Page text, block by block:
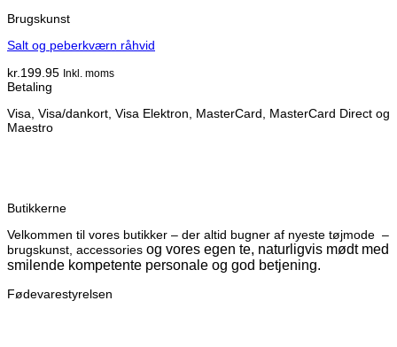
Brugskunst
Salt og peberkværn råhvid
kr. 199.95 Inkl. moms
Betaling
Visa, Visa/dankort, Visa Elektron, MasterCard, MasterCard Direct og
Maestro
Butikkerne
Velkommen til vores butikker – der altid bugner af nyeste tøjmode –
brugskunst, accessories og vores egen te, naturligvis mødt med
smilende kompetente personale og god betjening.
Fødevarestyrelsen